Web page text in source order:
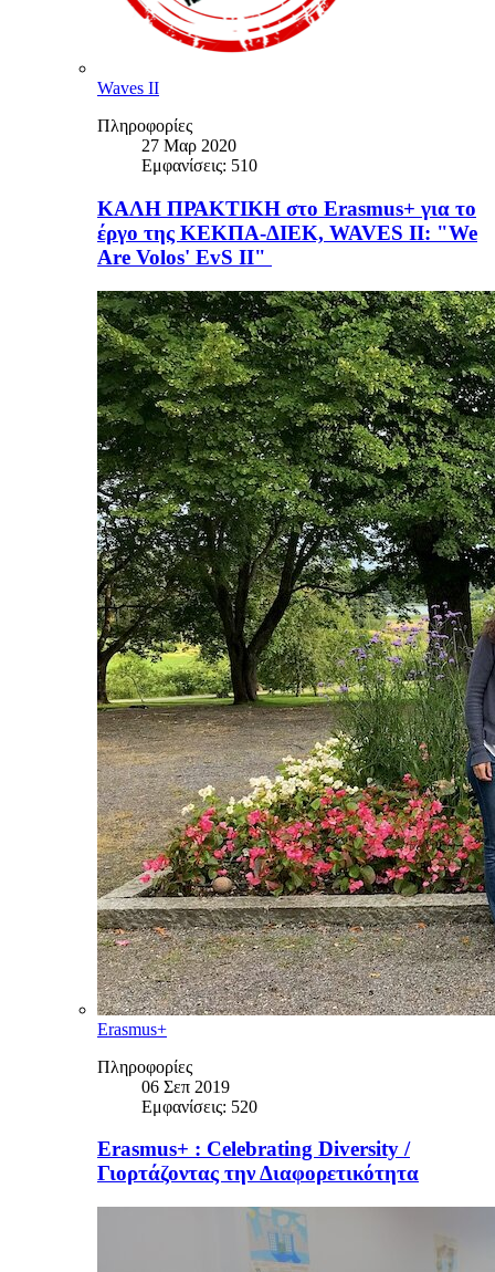
Waves II
Πληροφορίες
27 Μαρ 2020
Εμφανίσεις: 510
ΚΑΛΗ ΠΡΑΚΤΙΚΗ στο Erasmus+ για το
έργο της ΚΕΚΠΑ-ΔΙΕΚ, WAVES II: "We
Are Volos' EvS II"
Erasmus+
Πληροφορίες
06 Σεπ 2019
Εμφανίσεις: 520
Erasmus+ : Celebrating Diversity /
Γιορτάζοντας την Διαφορετικότητα